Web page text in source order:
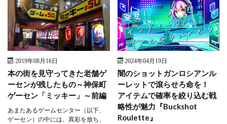
2019年08月16日
本の街を見守ってきた老舗ゲ
ーセンが残したもの～神保町
ゲーセン「ミッキー」～前編
あまたあるゲームセンター（以下、
ゲーセン）の中には、異彩を放ち、
2024年04月19日
闇のショットガンロシアンル
ーレットで滾らせろ命を！
アイテムで確率を絞り込む戦
略性が魅力『Buckshot
Roulette』